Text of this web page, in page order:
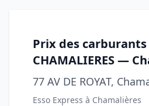
Prix des carburants
CHAMALIERES —
77 AV DE ROYAT,
Esso Express à Chamalières